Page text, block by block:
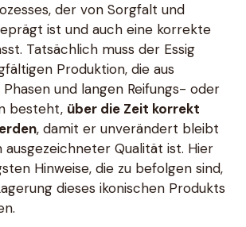
der von Sorgfalt und
ist und auch eine korrekte
Tatsächlich muss der Essig
Produktion, die aus
und langen Reifungs- oder
besteht, über die Zeit korrekt
, damit er unverändert bleibt
Qualität ist. Hier
Hinweise, die zu befolgen sind,
dieses ikonischen Produkts